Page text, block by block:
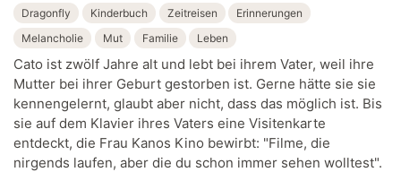
Dragonfly
Kinderbuch Zeitreisen
Erinnerungen
Melancholie
Mut Familie Leben
Cato ist zwölf Jahre alt und lebt bei ihrem Vater, weil ihre
Mutter bei ihrer Geburt gestorben ist. Gerne hätte sie sie
kennengelernt, glaubt aber nicht, dass das möglich ist. Bis
sie auf dem Klavier ihres Vaters eine Visitenkarte
entdeckt, die Frau Kanos Kino bewirbt: "Filme, die
nirgends laufen, aber die du schon immer sehen wolltest".